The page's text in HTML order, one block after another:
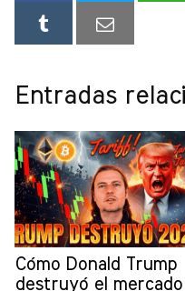
Entradas
Cómo Donald Trump
destruyó el mercado